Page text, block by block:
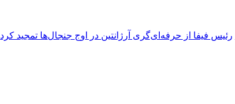
رئیس فیفا از حرفه‌ای‌گری آرژانتین در اوج جنجال‌ها تمجید کرد